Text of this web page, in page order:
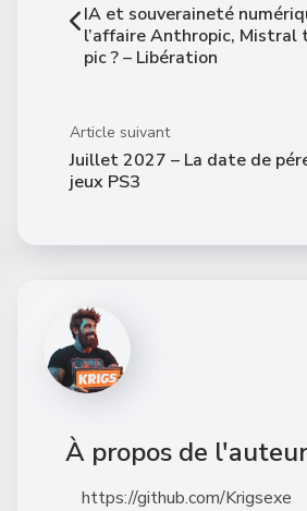
IA et souveraineté
l’affaire Anthropic,
pic ? – Libération
Article suivant
Juillet 2027 – La date de
jeux PS3
À propos de l'auteur
https://github.com/Krigsexe